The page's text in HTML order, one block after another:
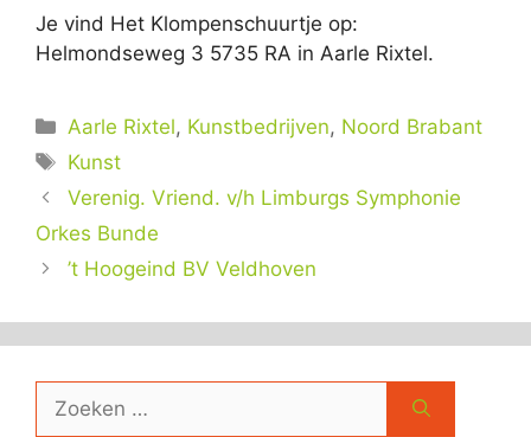
Je vind Het Klompenschuurtje op:
Helmondseweg 3 5735 RA in Aarle Rixtel.
Categorieën
Aarle Rixtel, Kunstbedrijven, Noord Brabant
Tags
Kunst
Verenig. Vriend. v/h Limburgs Symphonie
Orkes Bunde
’t Hoogeind BV Veldhoven
naar: